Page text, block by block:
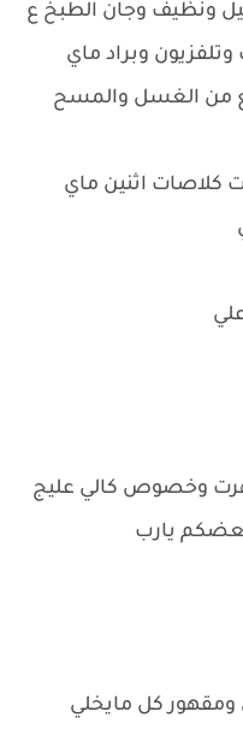
ونظيف وجان الطبخ ع
وبراد ماي
من الغسل والمسح
كلاصات اثنين ماي
وخصوص كالي عليج
يارب
ومقهور كل مايخلي